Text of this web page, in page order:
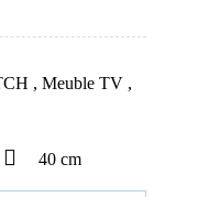
, Meuble TV ,
40 cm